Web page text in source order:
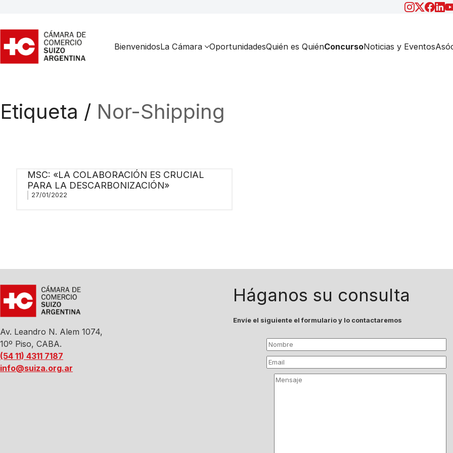
BienvenidosLa Cámara OportunidadesQuién es QuiénConcursoNoticias y Eventos
Etiqueta / Nor-Shipping
MSC: «LA COLABORACIÓN ES CRUCIAL
PARA LA DESCARBONIZACIÓN»
27/01/2022
Av. Leandro N. Alem 1074,
10º Piso, CABA.
(54 11) 4311 7187
info@suiza.org.ar
Háganos su consulta
Envíe el siguiente el formulario y lo contactaremos